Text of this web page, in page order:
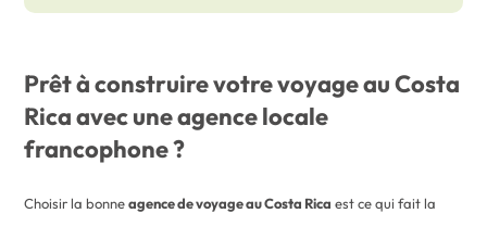
Prêt à construire votre voyage au Costa
Rica avec une agence locale
francophone ?
Choisir la bonneagence de voyage au Costa Rica est ce qui fait la